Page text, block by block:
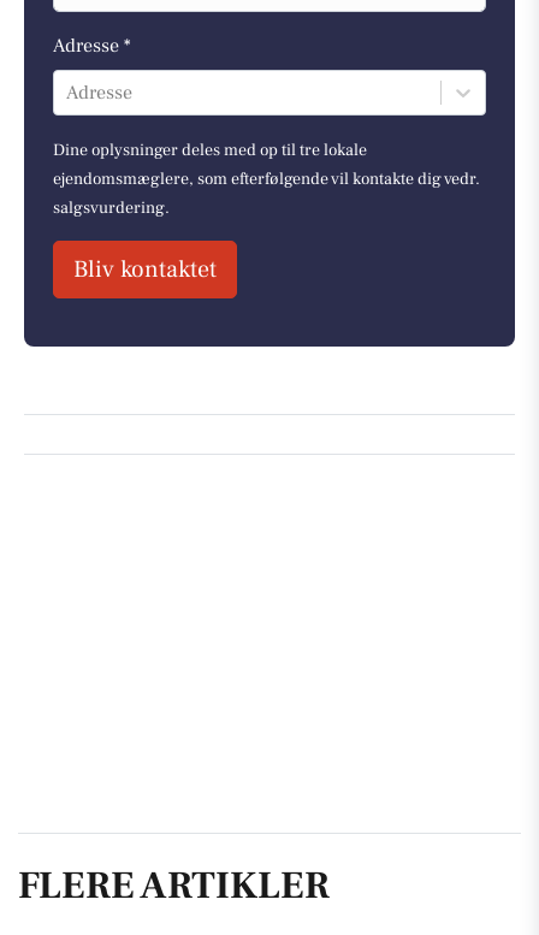
Adresse *
Adresse
Dine oplysninger deles med op til tre lokale
ejendomsmæglere, som efterfølgende vil kontakte dig vedr.
salgsvurdering.
Bliv kontaktet
FLERE ARTIKLER